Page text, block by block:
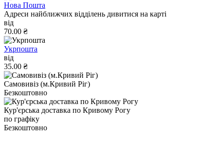
Нова Пошта
Адреси найближчих відділень дивитися на карті
від
70.00 ₴
Укрпошта
від
35.00 ₴
Самовивіз (м.Кривий Ріг)
Безкоштовно
Кур'єрська доставка по Кривому Рогу
по графіку
Безкоштовно